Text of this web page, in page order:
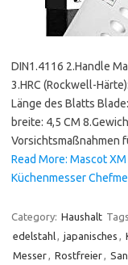
DIN1.4116 2.Handle
3.HRC (Rockwell-
Länge des Blatts
breite: 4,5 CM
Vorsichtsmaßnahmen
Read More: Mascot
Küchenmesser
Category: Haushalt
edelstahl, japanisches ,
Messer, Rostfreier,